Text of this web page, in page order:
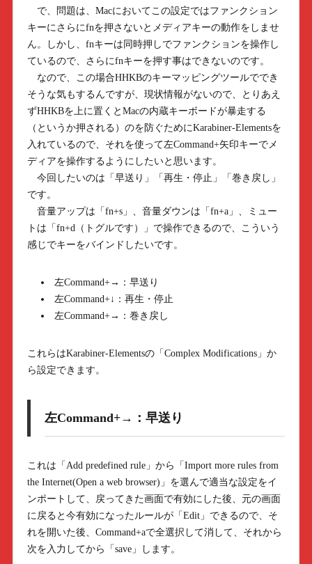
で、問題は、Macにおいてこの設定ではファンクション
キーにさらにfnを押さないとメディアキーの動作をしませ
ん。しかし、fnキーは同時押しでファンクションを操作し
ているので、さらにfnキーを押す事はできないのです。
なので、この場合HHKBのキーマッピングツールででき
そうな気もするんですが、現状情報がないので、とりあえ
ずHHKBを上に置くとMacの内蔵キーボードが暴走する
（というか押される）のを防ぐためにKarabiner-Elementsを
入れているので、それを使って左Command+矢印キーでメ
ディアを操作するようにしたいと思います。
今回したいのは「早送り」「再生・停止」「巻き戻し」
です。
音量アップは「fn+s」、音量ダウンは「fn+a」、ミュー
トは「fn+d（トグルです）」で操作できるので、こういう
感じでキーをバインドしたいです。
左Command+→：早送り
左Command+↓：再生・停止
左Command+→：巻き戻し
これらはKarabiner-Elementsの「Complex Modifications」か
ら設定できます。
左Command+→：早送り
これは「Add predefined rule」から「Import more rules from
the Internet(Open a web browser)」を選んで適当な設定をイ
ンポートして、戻ってきた画面で有効にした後、元の画面
に戻ると今有効になったルールが「Edit」できるので、そ
れを開いた後、Command+aで全選択して消して、それから
次を入力してから「save」します。